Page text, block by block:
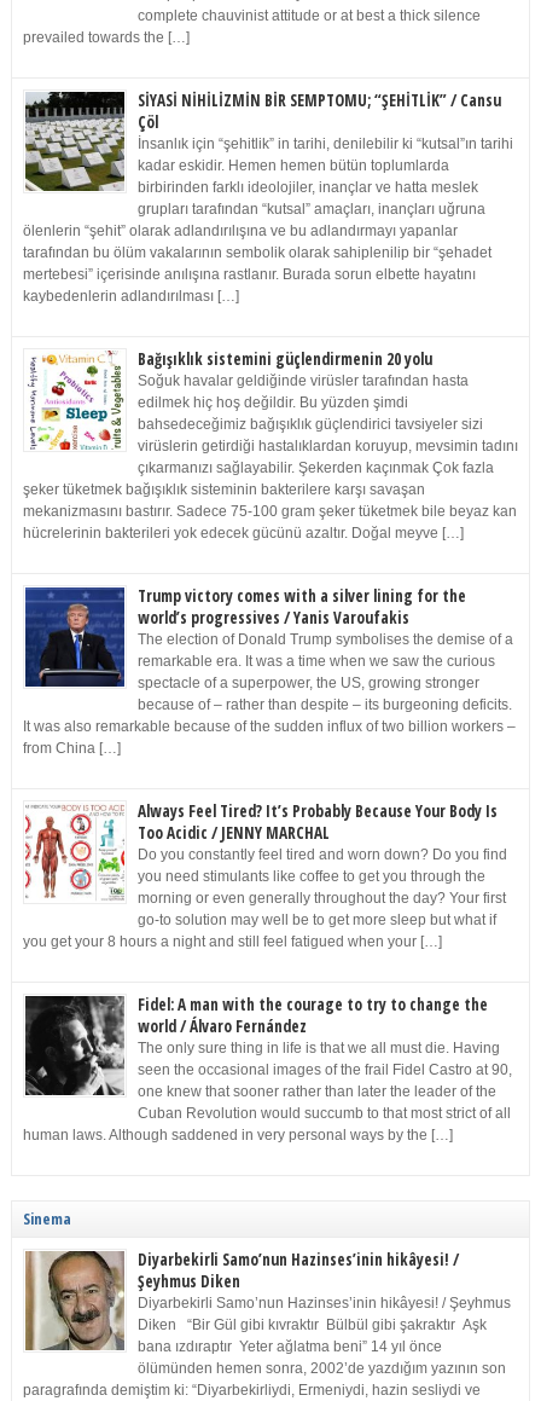
complete chauvinist attitude or at best a thick silence
prevailed towards the […]
SİYASİ NİHİLİZMİN BİR SEMPTOMU; “ŞEHİTLİK” / Cansu
Çöl
İnsanlık için “şehitlik” in tarihi, denilebilir ki “kutsal”ın tarihi
kadar eskidir. Hemen hemen bütün toplumlarda
birbirinden farklı ideolojiler, inançlar ve hatta meslek
grupları tarafından “kutsal” amaçları, inançları uğruna
ölenlerin “şehit” olarak adlandırılışına ve bu adlandırmayı yapanlar
tarafından bu ölüm vakalarının sembolik olarak sahiplenilip bir “şehadet
mertebesi” içerisinde anılışına rastlanır. Burada sorun elbette hayatını
kaybedenlerin adlandırılması […]
Bağışıklık sistemini güçlendirmenin 20 yolu
Soğuk havalar geldiğinde virüsler tarafından hasta
edilmek hiç hoş değildir. Bu yüzden şimdi
bahsedeceğimiz bağışıklık güçlendirici tavsiyeler sizi
virüslerin getirdiği hastalıklardan koruyup, mevsimin tadını
çıkarmanızı sağlayabilir. Şekerden kaçınmak Çok fazla
şeker tüketmek bağışıklık sisteminin bakterilere karşı savaşan
mekanizmasını bastırır. Sadece 75-100 gram şeker tüketmek bile beyaz kan
hücrelerinin bakterileri yok edecek gücünü azaltır. Doğal meyve […]
Trump victory comes with a silver lining for the
world’s progressives / Yanis Varoufakis
The election of Donald Trump symbolises the demise of a
remarkable era. It was a time when we saw the curious
spectacle of a superpower, the US, growing stronger
because of – rather than despite – its burgeoning deficits.
It was also remarkable because of the sudden influx of two billion workers –
from China […]
Always Feel Tired? It’s Probably Because Your Body Is
Too Acidic / JENNY MARCHAL
Do you constantly feel tired and worn down? Do you find
you need stimulants like coffee to get you through the
morning or even generally throughout the day? Your first
go-to solution may well be to get more sleep but what if
you get your 8 hours a night and still feel fatigued when your […]
Fidel: A man with the courage to try to change the
world / Álvaro Fernández
The only sure thing in life is that we all must die. Having
seen the occasional images of the frail Fidel Castro at 90,
one knew that sooner rather than later the leader of the
Cuban Revolution would succumb to that most strict of all
human laws. Although saddened in very personal ways by the […]
Sinema
Diyarbekirli Samo’nun Hazinses’inin hikâyesi! /
Şeyhmus Diken
Diyarbekirli Samo’nun Hazinses’inin hikâyesi! / Şeyhmus
Diken “Bir Gül gibi kıvraktır Bülbül gibi şakraktır Aşk
bana ızdıraptır Yeter ağlatma beni” 14 yıl önce
ölümünden hemen sonra, 2002’de yazdığım yazının son
paragrafında demiştim ki: “Diyarbekirliydi, Ermeniydi, hazin sesliydi ve